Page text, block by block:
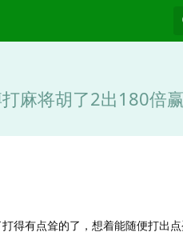
麻将胡了2出180倍
得有点耸的了，想着能随便打出点